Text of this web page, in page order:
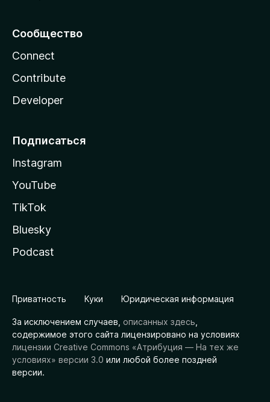
Сообщество
Connect
Contribute
Developer
Подписаться
Instagram
YouTube
TikTok
Bluesky
Podcast
Приватность Куки Юридическая информация
За исключением случаев, описанных здесь
содержимое этого сайта лицензировано на условиях
лицензии Creative Commons «Атрибуция — На тех же
условиях» версии 3.0 или любой более поздней
версии.